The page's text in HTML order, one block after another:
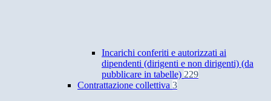
Incarichi conferiti e autorizzati ai
dipendenti (dirigenti e non dirigenti) (da
pubblicare in tabelle) 229
Contrattazione collettiva 3